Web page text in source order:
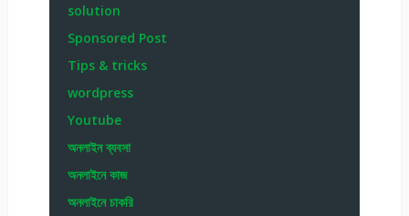
solution
Sponsored Post
Tips & tricks
wordpress
Youtube
অনলাইন ব্যবসা
অনলাইনে কাজ
অনলাইনে চাকরি